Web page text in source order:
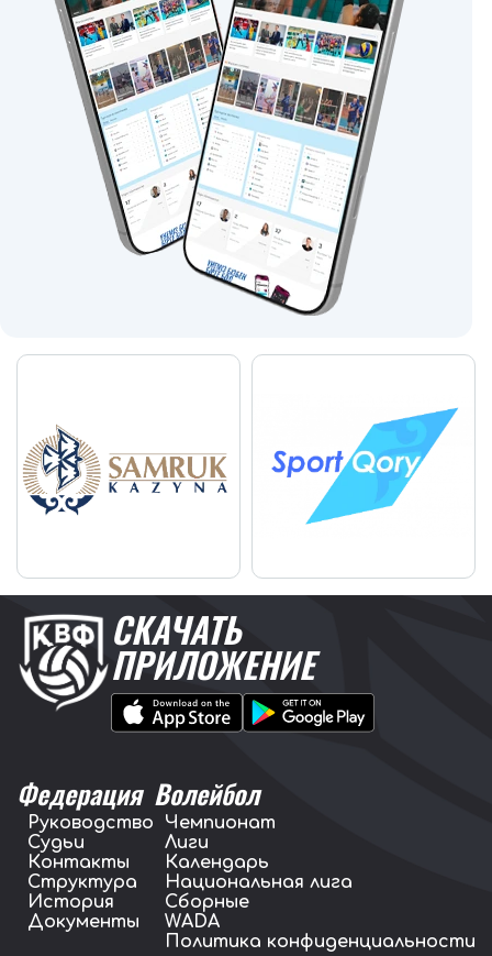
СКАЧАТЬ
ПРИЛОЖЕНИЕ
Федерация
Руководство
Судьи
Контакты
Структура
История
Документы
Волейбол
Чемпионат
Лиги
Календарь
Национальная лига
Сборные
WADA
Политика конфиденциальности